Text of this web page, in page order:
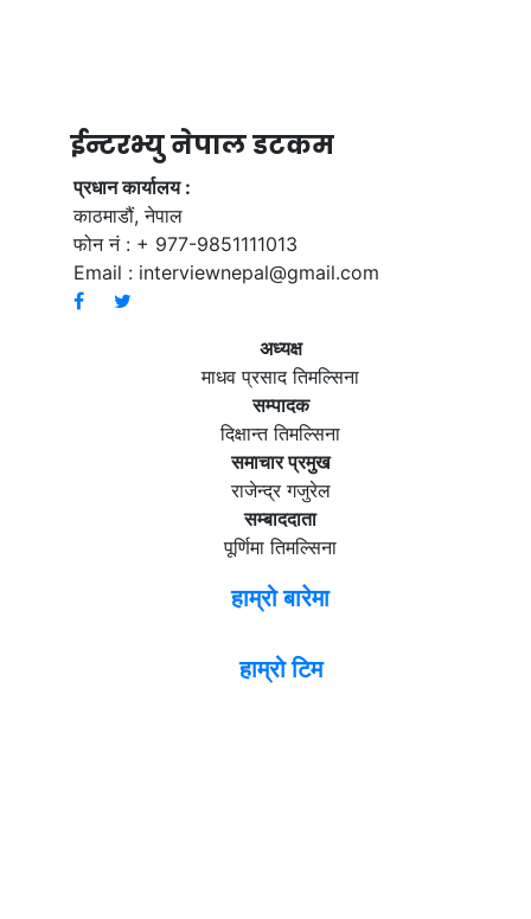
ईन्टरभ्यु नेपाल डटकम
प्रधान कार्यालय :
काठमाडौं, नेपाल
फोन नं : + 977-9851111013
Email : interviewnepal@gmail.com
अध्यक्ष
माधव प्रसाद तिमल्सिना
सम्पादक
दिक्षान्त तिमल्सिना
समाचार प्रमुख
राजेन्द्र गजुरेल
सम्बाददाता
पूर्णिमा तिमल्सिना
हाम्रो बारेमा
हाम्रो टिम